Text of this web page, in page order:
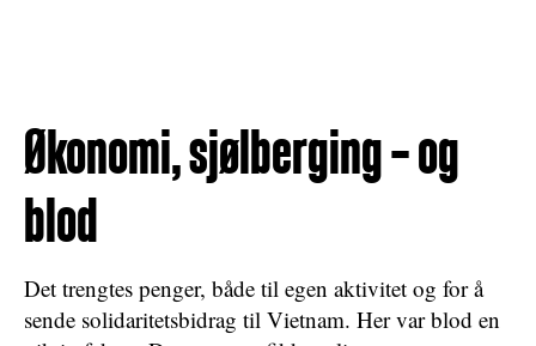
Økonomi, sjølberging – og
blod
Det trengtes penger, både til egen aktivitet og for å
sende solidaritetsbidrag til Vietnam. Her var blod en